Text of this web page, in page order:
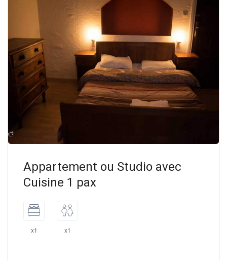
Appartement ou Studio avec
Cuisine 1 pax
x1 x1